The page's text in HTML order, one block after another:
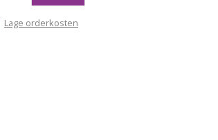
Lage orderkosten